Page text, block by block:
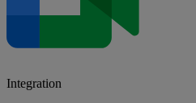
Integration